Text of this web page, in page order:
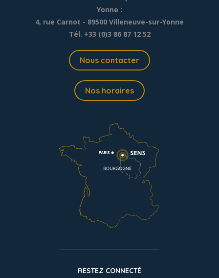
Yonne :
4, rue Carnot - 89500 Villeneuve-sur-Yonne
Tél. +33 (0)3 86 87 12 52
Nous contacter
Nos horaires
RESTEZ CONNECTÉ